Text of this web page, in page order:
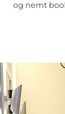
og nemt